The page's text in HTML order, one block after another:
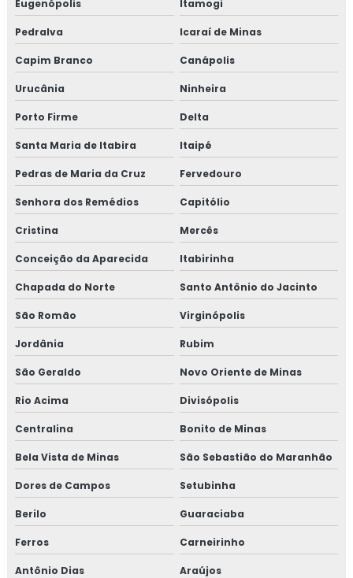
Eugenópolis Itamogi
Pedralva Icaraí de Minas
Capim Branco Canápolis
Urucânia Ninheira
Porto Firme Delta
Santa Maria de Itabira Itaipé
Pedras de Maria da Cruz Fervedouro
Senhora dos Remédios Capitólio
Cristina Mercês
Conceição da Aparecida Itabirinha
Chapada do Norte Santo Antônio do Jacinto
São Romão Virginópolis
Jordânia Rubim
São Geraldo Novo Oriente de Minas
Rio Acima Divisópolis
Centralina Bonito de Minas
Bela Vista de Minas São Sebastião do Maranhão
Dores de Campos Setubinha
Berilo Guaraciaba
Ferros Carneirinho
Antônio Dias Araújos